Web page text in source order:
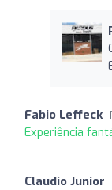
Fabio Leffeck
Experiência
Claudio Junior